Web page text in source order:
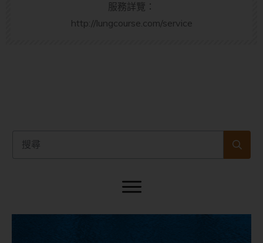
服務詳覽：
http://lungcourse.com/service